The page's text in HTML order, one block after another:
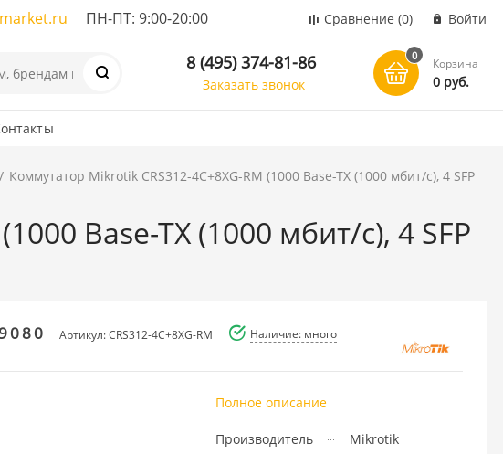
ПН-ПТ: 9:00-20:00 Сравнение (0) Войти
8 (495) 374-81-86
Заказать звонок
0
Корзина
0 руб.
Коммутатор Mikrotik CRS312-4C+8XG-RM (1000 Base-TX (1000 мбит/с), 4 SFP
Base-TX (1000 мбит/с), 4 SFP
Артикул: CRS312-4C+8XG-RM Наличие: много
Полное описание
Производитель
Mikrotik